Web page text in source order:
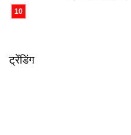
ट्रेंडिंग